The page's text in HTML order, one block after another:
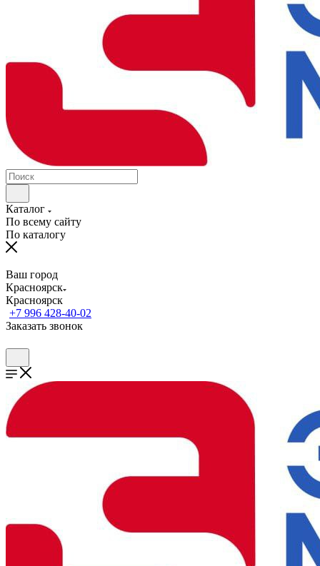
Каталог
По всему сайту
По каталогу
Ваш город
Красноярск
Красноярск
+7 996 428-40-02
Заказать звонок